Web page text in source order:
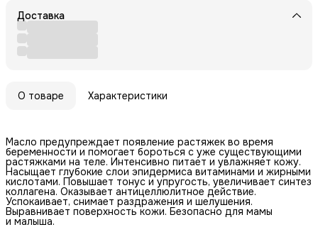
Доставка
О товаре Характеристики
Масло предупреждает появление растяжек во время
беременности и помогает бороться с уже существующими
растяжками на теле. Интенсивно питает и увлажняет кожу.
Насыщает глубокие слои эпидермиса витаминами и жирными
кислотами. Повышает тонус и упругость, увеличивает синтез
коллагена. Оказывает антицеллюлитное действие.
Успокаивает, снимает раздражения и шелушения.
Выравнивает поверхность кожи. Безопасно для мамы
и малыша.